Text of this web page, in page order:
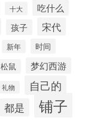
十大 吃什么
孩子 宋代
新年 时间
松鼠 梦幻西游
礼物 自己的
都是 铺子